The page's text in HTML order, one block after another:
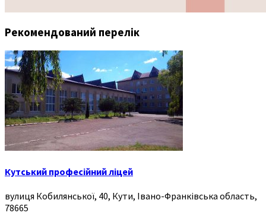
Рекомендований перелік
Кутський професійний ліцей
вулиця Кобилянської, 40, Кути, Івано-Франківська область,
78665